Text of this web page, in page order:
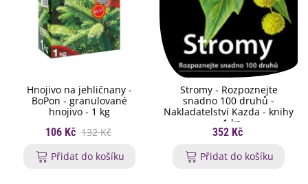
Hnojivo na jehličnany -
BoPon - granulované
hnojivo - 1 kg
106 Kč 132 Kč
Přidat do košíku
Stromy - Rozpoznejte
snadno 100 druhů -
Nakladatelství Kazda - knihy
- 1 ks
352 Kč
Přidat do košíku